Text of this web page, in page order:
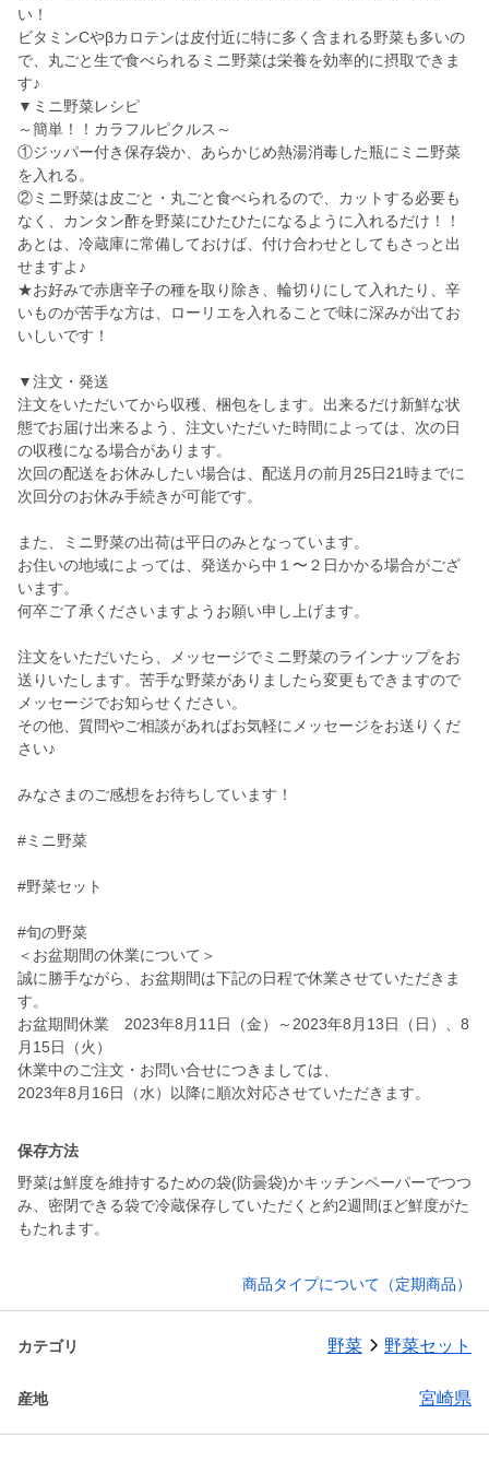
い！
ビタミンCやβカロテンは皮付近に特に多く含まれる野菜も多いの
で、丸ごと生で食べられるミニ野菜は栄養を効率的に摂取できま
す♪
▼ミニ野菜レシピ
～簡単！！カラフルピクルス～
①ジッパー付き保存袋か、あらかじめ熱湯消毒した瓶にミニ野菜
を入れる。
②ミニ野菜は皮ごと・丸ごと食べられるので、カットする必要も
なく、カンタン酢を野菜にひたひたになるように入れるだけ！！
あとは、冷蔵庫に常備しておけば、付け合わせとしてもさっと出
せますよ♪
★お好みで赤唐辛子の種を取り除き、輪切りにして入れたり、辛
いものが苦手な方は、ローリエを入れることで味に深みが出てお
いしいです！
▼注文・発送
注文をいただいてから収穫、梱包をします。出来るだけ新鮮な状
態でお届け出来るよう、注文いただいた時間によっては、次の日
の収穫になる場合があります。
次回の配送をお休みしたい場合は、配送月の前月25日21時までに
次回分のお休み手続きが可能です。
また、ミニ野菜の出荷は平日のみとなっています。
お住いの地域によっては、発送から中１〜２日かかる場合がござ
います。
何卒ご了承くださいますようお願い申し上げます。
注文をいただいたら、メッセージでミニ野菜のラインナップをお
送りいたします。苦手な野菜がありましたら変更もできますので
メッセージでお知らせください。
その他、質問やご相談があればお気軽にメッセージをお送りくだ
さい♪
みなさまのご感想をお待ちしています！
#ミニ野菜
#野菜セット
#旬の野菜
＜お盆期間の休業について＞
誠に勝手ながら、お盆期間は下記の日程で休業させていただきま
す。
お盆期間休業 2023年8月11日（金）～2023年8月13日（日）、8
月15日（火）
休業中のご注文・お問い合せにつきましては、
2023年8月16日（水）以降に順次対応させていただきます。
保存方法
野菜は鮮度を維持するための袋(防曇袋)かキッチンペーパーでつつ
み、密閉できる袋で冷蔵保存していただくと約2週間ほど鮮度がた
もたれます。
商品タイプについて（定期商品）
カテゴリ 野菜 野菜セット
産地 宮崎県